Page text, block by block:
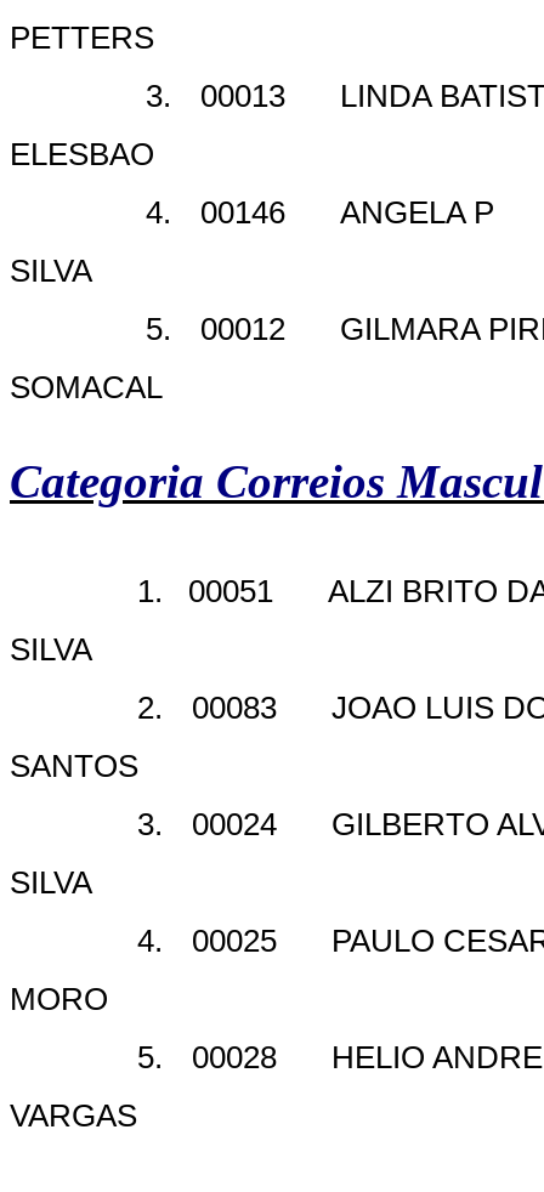
PETTERS
3.
00013
LINDA
ELESBAO
4.
00146
ANGELA P
SILVA
5.
00012
GILMARA
SOMACAL
Categoria Correios
1. 00051
ALZI BRITO
SILVA
2.
00083
JOAO LUIS
SANTOS
3.
00024
GILBERTO
SILVA
4.
00025
PAULO
MORO
5.
00028
HELIO ANDRE
VARGAS